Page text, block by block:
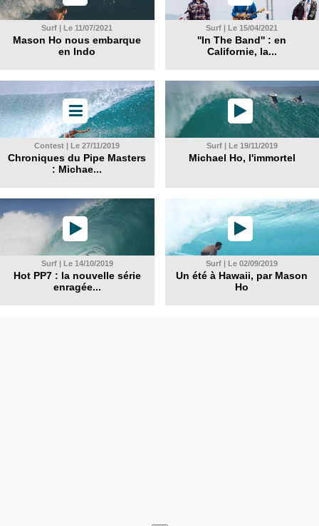
Surf | Le 11/07/2021
Mason Ho nous embarque
en Indo
Surf | Le 15/04/2021
''In The Band'' : en
Californie, la...
Contest | Le 27/11/2019
Chroniques du Pipe Masters
: Michae...
Surf | Le 19/11/2019
Michael Ho, l'immortel
Surf | Le 14/10/2019
Hot PP7 : la nouvelle série
enragée...
Surf | Le 02/09/2019
Un été à Hawaii, par Mason
Ho